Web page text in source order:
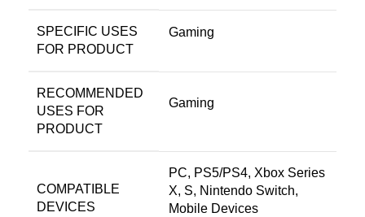
SPECIFIC USES
FOR PRODUCT
‎Gaming
RECOMMENDED
USES FOR
PRODUCT
‎Gaming
COMPATIBLE
DEVICES
‎PC, PS5/PS4, Xbox Series
X, S, Nintendo Switch,
Mobile Devices